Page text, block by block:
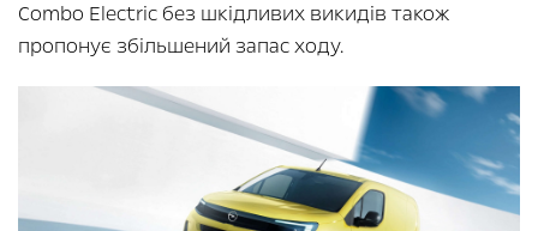
Combo Electric без шкідливих викидів також
пропонує збільшений запас ходу.